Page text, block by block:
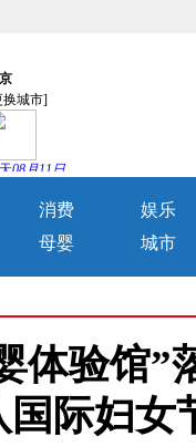
消费
娱乐
母婴 城市
体验馆”
国际妇女